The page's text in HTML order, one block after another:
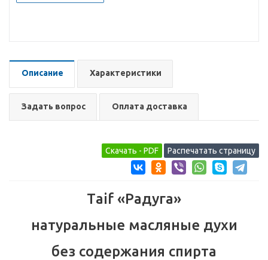
Описание Характеристики
Задать вопрос Оплата доставка
Тaif «Радуга»
натуральные масляные духи
без содержания спирта